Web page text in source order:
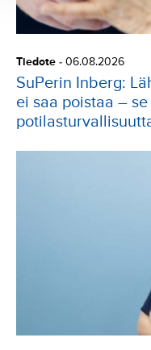
Tiedote - 06.08.2026
SuPerin Inberg:
ei saa poistaa –